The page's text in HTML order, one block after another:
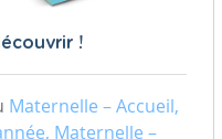
!
Maternelle – Accueil,
Maternelle –